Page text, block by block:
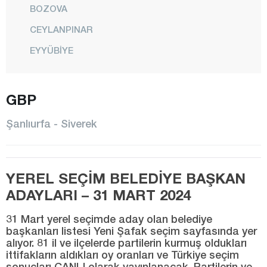
BOZOVA
CEYLANPINAR
EYYÜBİYE
SİVEREK
SURUÇ
VİRANŞEHİR
Şırnak
Tekirdağ
GBP
Şanlıurfa - Siverek
YEREL SEÇİM BELEDİYE BAŞKAN
ADAYLARI – 31 MART 2024
31 Mart yerel seçimde aday olan belediye
başkanları listesi Yeni Şafak seçim sayfasında yer
alıyor. 81 il ve ilçelerde partilerin kurmuş oldukları
ittifakların aldıkları oy oranları ve Türkiye seçim